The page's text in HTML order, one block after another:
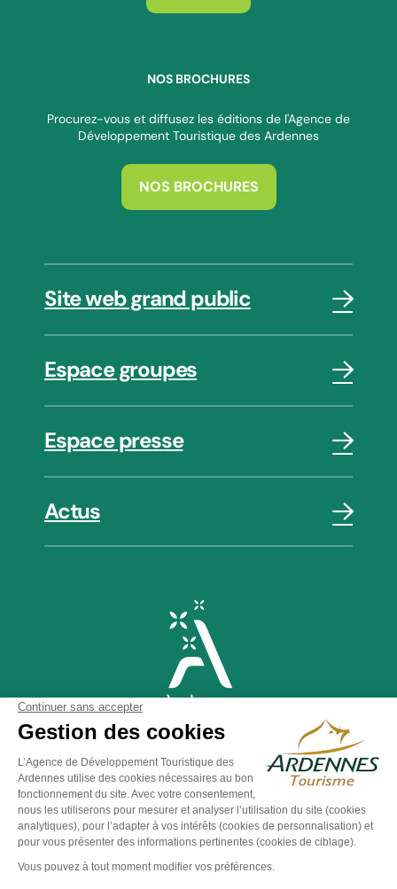
NOS BROCHURES
Procurez-vous et diffusez les éditions de l'Agence de
Développement Touristique des Ardennes
NOS BROCHURES
Site web grand public
Espace groupes
Espace presse
Actus
Mentions légales
Éditer mes cookies
Made with byIRIS Interactive
confidentialité
conditions d'utilisation